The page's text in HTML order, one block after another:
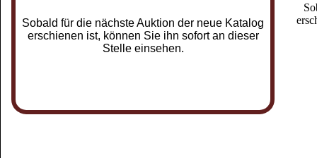
Sobald für die nächste Auktion der neue Katalog
erschienen ist, können Sie ihn sofort an dieser
Stelle einsehen.